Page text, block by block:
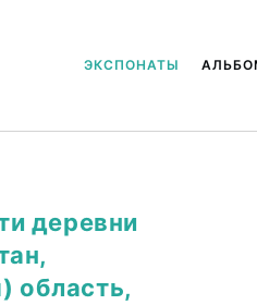
ЭКСПОНАТЫ
деревни
область,